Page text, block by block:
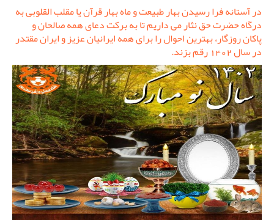
در آستانه فرا رسیدن بهار طبیعت و ماه بهار قرآن یا مقلب القلوبی به
درگاه حضرت حق نثار می داریم تا به برکت دعای همه صالحان و
پاکان روزگار، بهترین احوال را برای همه ایرانیان عزیز و ایران مقتدر
در سال 1402 رقم بزند.